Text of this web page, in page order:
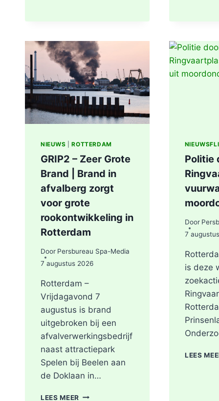
NIEUWS |ROTTERDAM
GRIP2 – Zeer Grote
Brand | Brand in
afvalberg zorgt
voor grote
rookontwikkeling in
Rotterdam
Door Persbureau Spa-Media
7 augustus 2026
Rotterdam –
Vrijdagavond 7
augustus is brand
uitgebroken bij een
afvalverwerkingsbedrijf
naast attractiepark
Spelen bij Beelen aan
de Doklaan in…
LEES MEER GRIP2
Politie
Door
7
is deze
LEES